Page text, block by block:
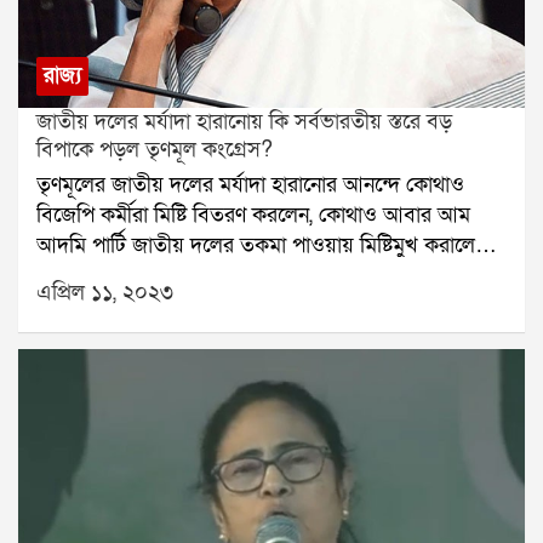
করা সম্ভব। তবে বিরোধীদের মধ্য়ে যে ধরনের দ্বন্দ্ব রয়েছে তা
কাটিয়ে উঠতে না পারলে জোট কতটা বাস্তবায়িত হবে তা
নিয়েও সন্দেহ আছে।
রাজ্য
জাতীয় দলের মর্যাদা হারানোয় কি সর্বভারতীয় স্তরে বড়
বিপাকে পড়ল তৃণমূল কংগ্রেস?
তৃণমূলের জাতীয় দলের মর্যাদা হারানোর আনন্দে কোথাও
বিজেপি কর্মীরা মিষ্টি বিতরণ করলেন, কোথাও আবার আম
আদমি পার্টি জাতীয় দলের তকমা পাওয়ায় মিষ্টিমুখ করালেন
সাধারণ মানুষকে। এরইমধ্যে জাতীয় দলের তকমা হারানোর
২৪ ঘন্টার মধ্য়েই দলের সাংসদ পদ ছাড়লেন ফেলাইরো।
একইসঙ্গে তিনি ছেড়েছেন দলীয় পদ। যদিও কেউ কেউ মনে
বলেই তাঁকে পদত্যাগ করতে নির্দেশ দেওয়া হয়েছে। পরিস্থিতি
এমনই বিজেপি তৃণমূল কংগ্রেসের এই মর্যাদা হারানো নিয়ে
কটাক্ষ করতে ছাড়েনি।অভিষেক বন্দ্যোপাধ্যায় দলের
সর্বভারতীয় সাধারণ সম্পাদকের হয়ে ঘোষণা করেছিলেন,
এবার ভিন রাজ্যে শাখা বিস্তার করবে তৃণমূল কংগ্রেস। শুধু
এপ্রিল ১১, ২০২৩